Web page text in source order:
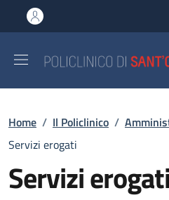
al contenuto principale
to footer content
Briciole di pane
Home / Il Policlinico /
Servizi erogati
Servizi erogati